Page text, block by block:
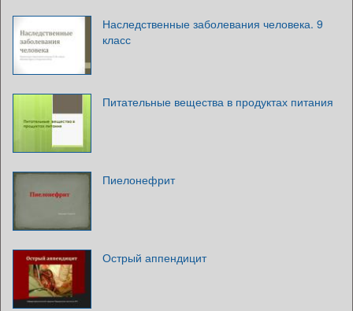
Наследственные заболевания человека. 9
класс
Питательные вещества в продуктах питания
Пиелонефрит
Острый аппендицит